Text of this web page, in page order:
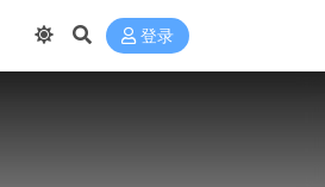
登录